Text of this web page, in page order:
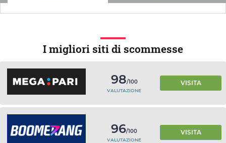
I migliori siti di scommesse
98/100
VALUTAZIONE
VISITA
96/100
VALUTAZIONE
VISITA